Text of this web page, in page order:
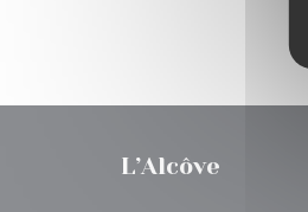
L’Alcôve